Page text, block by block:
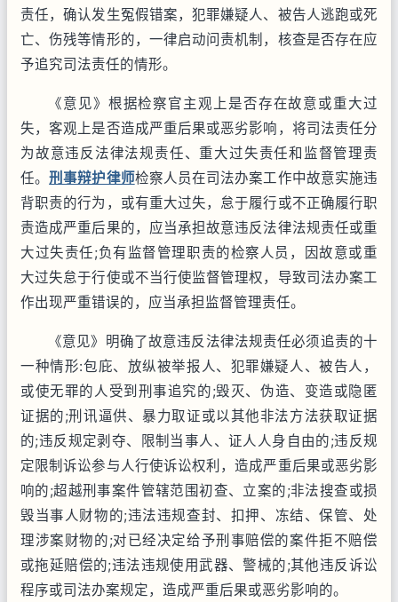
责任，确认发生冤假错案，犯罪嫌疑人、被告人逃跑或死
亡、伤残等情形的，一律启动问责机制，核查是否存在应
予追究司法责任的情形。
《意见》根据检察官主观上是否存在故意或重大过
失，客观上是否造成严重后果或恶劣影响，将司法责任分
为故意违反法律法规责任、重大过失责任和监督管理责
任。刑事辩护律师检察人员在司法办案工作中故意实施违
背职责的行为，或有重大过失，怠于履行或不正确履行职
责造成严重后果的，应当承担故意违反法律法规责任或重
大过失责任;负有监督管理职责的检察人员，因故意或重
大过失怠于行使或不当行使监督管理权，导致司法办案工
作出现严重错误的，应当承担监督管理责任。
《意见》明确了故意违反法律法规责任必须追责的十
一种情形:包庇、放纵被举报人、犯罪嫌疑人、被告人，
或使无罪的人受到刑事追究的;毁灭、伪造、变造或隐匿
证据的;刑讯逼供、暴力取证或以其他非法方法获取证据
的;违反规定剥夺、限制当事人、证人人身自由的;违反规
定限制诉讼参与人行使诉讼权利，造成严重后果或恶劣影
响的;超越刑事案件管辖范围初查、立案的;非法搜查或损
毁当事人财物的;违法违规查封、扣押、冻结、保管、处
理涉案财物的;对已经决定给予刑事赔偿的案件拒不赔偿
或拖延赔偿的;违法违规使用武器、警械的;其他违反诉讼
程序或司法办案规定，造成严重后果或恶劣影响的。